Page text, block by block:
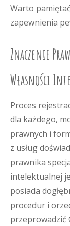
Warto
zapewnienia
Znaczenie
Własności
Proces
dla każdego,
prawnych i
z usług
prawnika
intelektualnej
posiada
procedur i
przeprowadzić